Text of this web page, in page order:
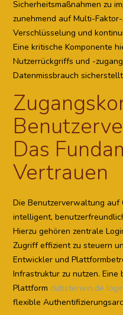
Sicherheitsmaßnahmen zu
zunehmend auf Multi-
Verschlüsselung und
Eine kritische Komponente
Nutzerrückgriffs und -
Datenmissbrauch
Das
Vertrauen
Die Benutzerverwaltung auf
intelligent,
Hierzu gehören zentrale
Zugriff effizient zu steuern
Entwickler und
Infrastruktur zu nutzen.
Plattform dubsterwin.de
flexible